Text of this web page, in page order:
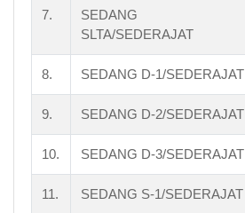
7.
SEDANG
SLTA/SEDERAJAT
8. SEDANG D-1/SEDERAJAT
9. SEDANG D-2/SEDERAJAT
10. SEDANG D-3/SEDERAJAT
11. SEDANG S-1/SEDERAJAT